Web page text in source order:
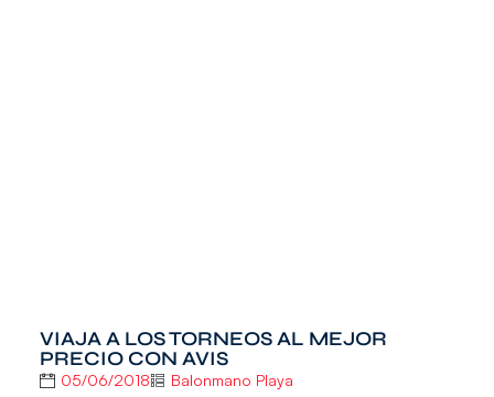
VIAJA A LOS TORNEOS AL MEJOR
PRECIO CON AVIS
05/06/2018 Balonmano Playa